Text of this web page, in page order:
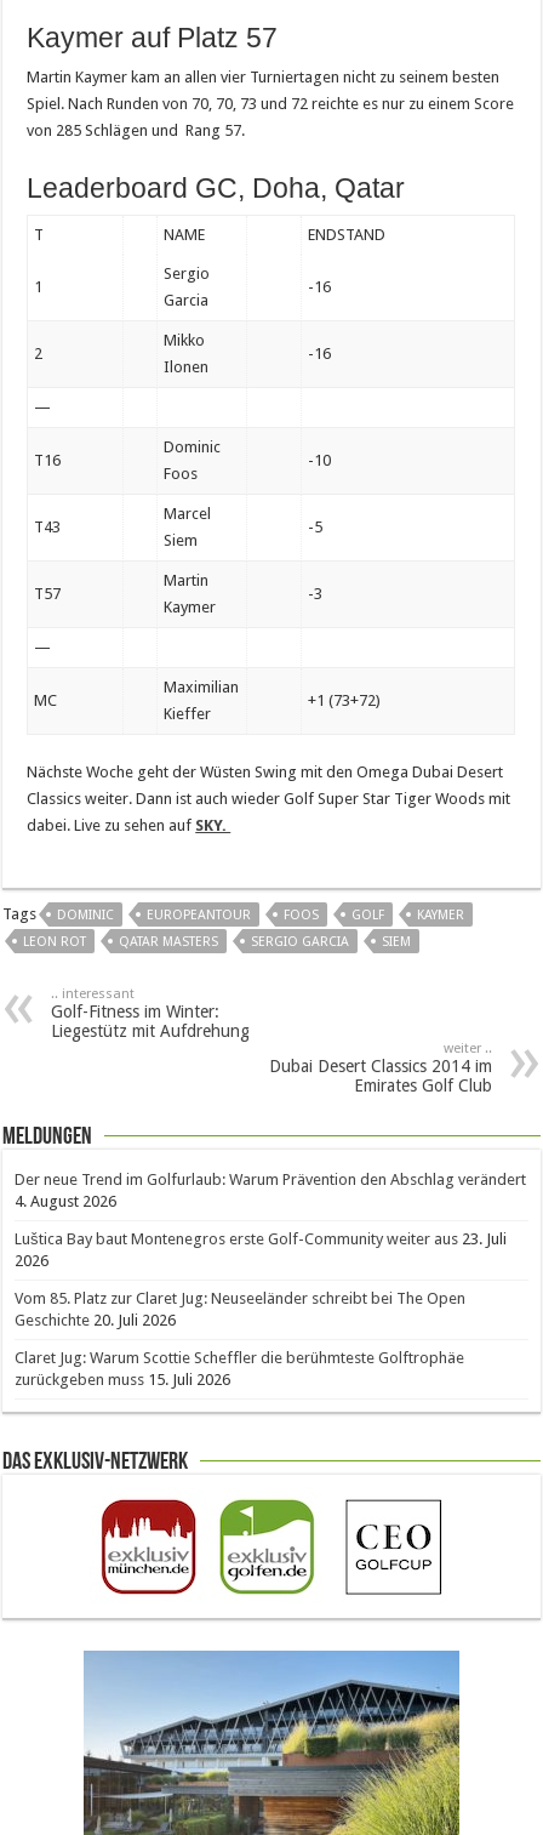
Kaymer auf Platz 57
Martin Kaymer kam an allen vier Turniertagen nicht zu seinem besten
Spiel. Nach Runden von 70, 70, 73 und 72 reichte es nur zu einem Score
von 285 Schlägen und Rang 57.
Leaderboard GC, Doha, Qatar
T NAME ENDSTAND
1
Sergio
Garcia
-16
2
Mikko
Ilonen
-16
—
T16
Dominic
Foos
-10
T43
Marcel
Siem
-5
T57
Martin
Kaymer
-3
—
MC
Maximilian
Kieffer
+1 (73+72)
Nächste Woche geht der Wüsten Swing mit den Omega Dubai Desert
Classics weiter. Dann ist auch wieder Golf Super Star Tiger Woods mit
dabei. Live zu sehen auf SKY.
Tags DOMINIC EUROPEANTOUR FOOS GOLF
KAYMER
LEON ROT
QATAR MASTERS SERGIO GARCIA SIEM
.. interessant
Golf-Fitness im Winter:
Liegestütz mit Aufdrehung
weiter ..
Dubai Desert Classics 2014 im
Emirates Golf Club
Meldungen
Der neue Trend im Golfurlaub: Warum Prävention den Abschlag verändert
4. August 2026
Luštica Bay baut Montenegros erste Golf-Community weiter aus 23. Juli
2026
Vom 85. Platz zur Claret Jug: Neuseeländer schreibt bei The Open
Geschichte 20. Juli 2026
Claret Jug: Warum Scottie Scheffler die berühmteste Golftrophäe
zurückgeben muss 15. Juli 2026
Das Exklusiv-Netzwerk